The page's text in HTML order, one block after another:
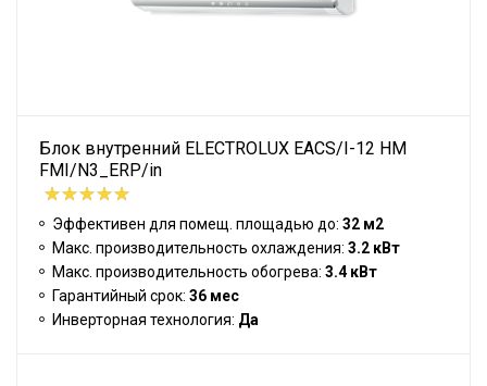
Блок внутренний ELECTROLUX EACS/I-12 HM
FMI/N3_ERP/in
Эффективен для помещ. площадью до: 32 м2
Макс. производительность охлаждения: 3.2 кВт
Макс. производительность обогрева: 3.4 кВт
Гарантийный срок: 36 мес
Инверторная технология: Да